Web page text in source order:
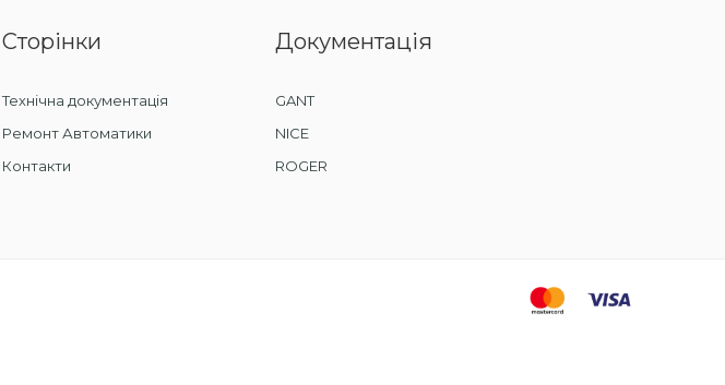
Сторінки
Технічна документація
Ремонт Автоматики
Контакти
Документація
GANT
NICE
ROGER